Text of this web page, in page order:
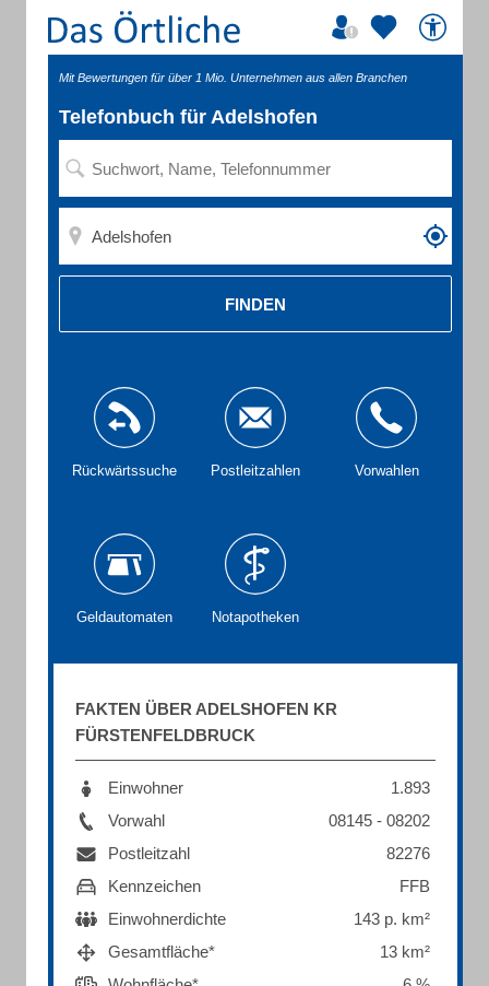
Mit Bewertungen für über 1 Mio. Unternehmen aus allen Branchen
Telefonbuch für Adelshofen
FINDEN
Rückwärtssuche Postleitzahlen Vorwahlen
Geldautomaten Notapotheken
FAKTEN ÜBER ADELSHOFEN KR
FÜRSTENFELDBRUCK
Einwohner
1.893
Vorwahl
08145 - 08202
Postleitzahl
82276
Kennzeichen
FFB
Einwohnerdichte
143 p. km²
Gesamtfläche*
13 km²